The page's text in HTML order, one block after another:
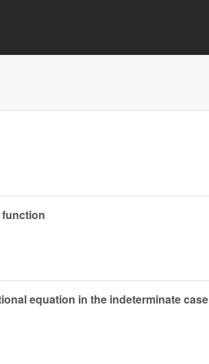
function
equation in the indeterminate case